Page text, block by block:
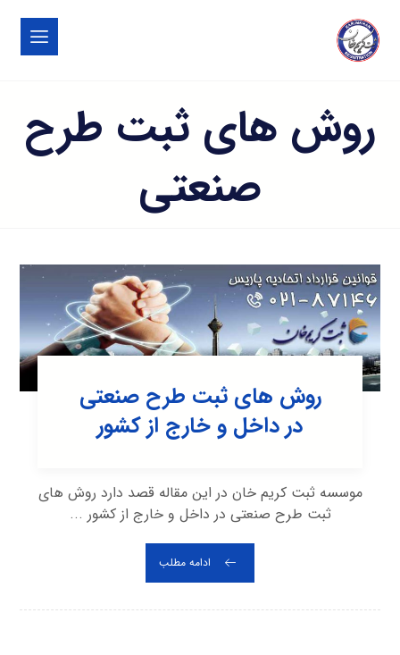
روش های ثبت طرح
صنعتی
روش های ثبت طرح صنعتی
در داخل و خارج از کشور
موسسه ثبت کریم خان در این مقاله قصد دارد روش های
ثبت طرح صنعتی در داخل و خارج از کشور ...
ادامه مطلب